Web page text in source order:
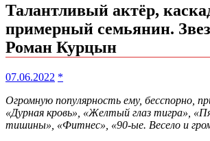
Талантливый актёр,
примерный семьянин.
Роман Курцын
07.06.2022 *
Огромную популярность ему, бесспорно,
«Дурная кровь», «Желтый глаз тигра»,
тишины», «Фитнес», «90-ые. Весело и